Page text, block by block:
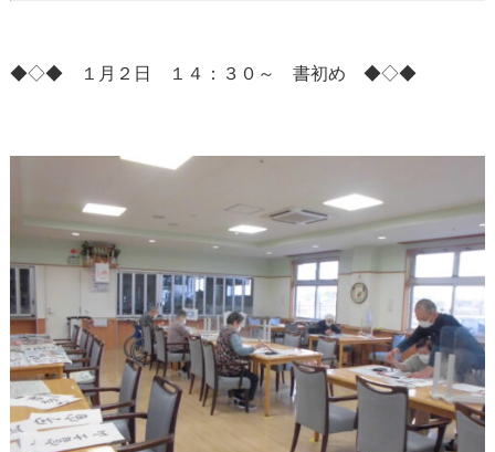
◆◇◆ １月２日 １４：３０～ 書初め ◆◇◆